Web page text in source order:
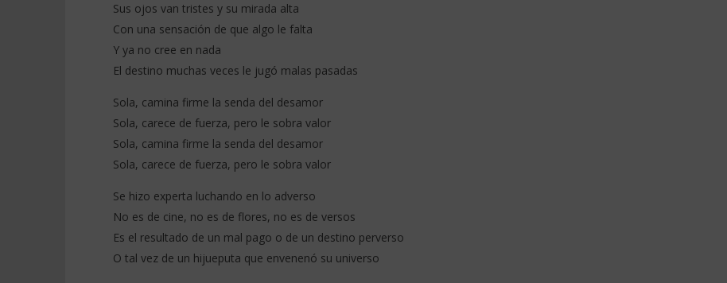
Sus ojos van tristes y su mirada alta
Con una sensación de que algo le falta
Y ya no cree en nada
El destino muchas veces le jugó malas pasadas
Sola, camina firme la senda del desamor
Sola, carece de fuerza, pero le sobra valor
Sola, camina firme la senda del desamor
Sola, carece de fuerza, pero le sobra valor
Se hizo experta luchando en lo adverso
No es de cine, no es de flores, no es de versos
Es el resultado de un mal pago o de un destino perverso
O tal vez de un hijueputa que envenenó su universo